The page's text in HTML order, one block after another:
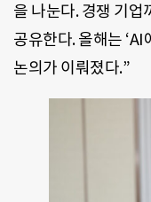
을 나눈다. 경쟁 기업
공유한다. 올해는
논의가 이뤄졌다.”